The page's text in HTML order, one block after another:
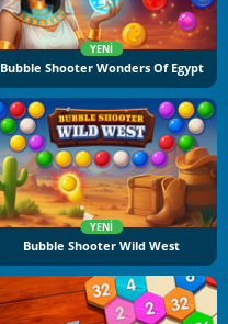
YENI
Bubble Shooter Wonders Of Egypt
YENI
Bubble Shooter Wild West